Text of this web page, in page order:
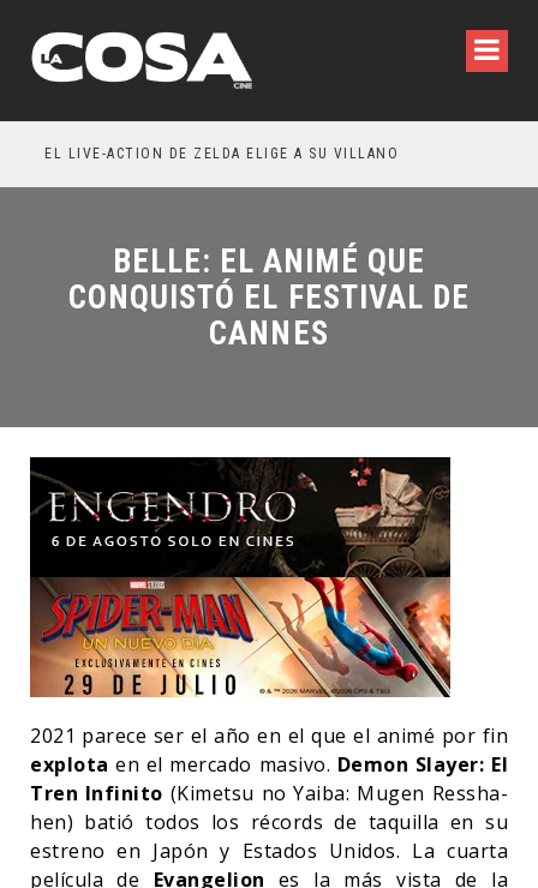
EL LIVE-ACTION DE ZELDA ELIGE A SU VILLANO
BELLE: EL ANIMÉ QUE
CONQUISTÓ EL FESTIVAL DE
CANNES
2021 parece ser el año en el que el animé por fin
explotaen el mercado masivo. Demon Slayer: El
Tren Infinito (Kimetsu no Yaiba: Mugen Ressha-
hen) batió todos los récords de taquilla en su
estreno en Japón y Estados Unidos. La cuarta
película de Evangelion es la más vista de la